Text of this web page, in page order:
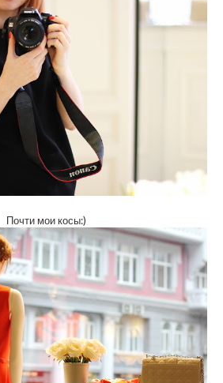
Почти мои косы:)